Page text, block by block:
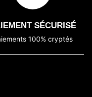
SÉCURISÉ
100% cryptés